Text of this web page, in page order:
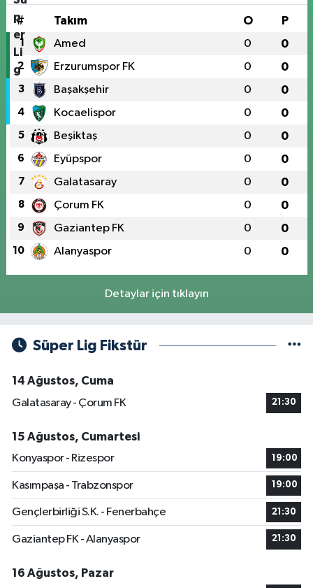
# Takım O P
1 Amed 0 0
2 Erzurumspor FK 0 0
3 Başakşehir 0 0
4 Kocaelispor 0 0
5 Beşiktaş 0 0
6 Eyüpspor 0 0
7 Galatasaray 0 0
8 Çorum FK 0 0
9 Gaziantep FK 0 0
10 Alanyaspor 0 0
Detaylar için tıklayın
Süper Lig Fikstür
14 Ağustos, Cuma
Galatasaray - Çorum FK
21:30
15 Ağustos, Cumartesi
Konyaspor - Rizespor
19:00
Kasımpaşa - Trabzonspor 19:00
Gençlerbirliği S.K. - Fenerbahçe 21:30
Gaziantep FK - Alanyaspor 21:30
16 Ağustos, Pazar